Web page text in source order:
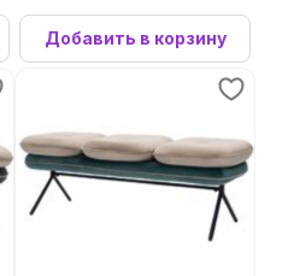
ромторгшоп
Добавить в корзину